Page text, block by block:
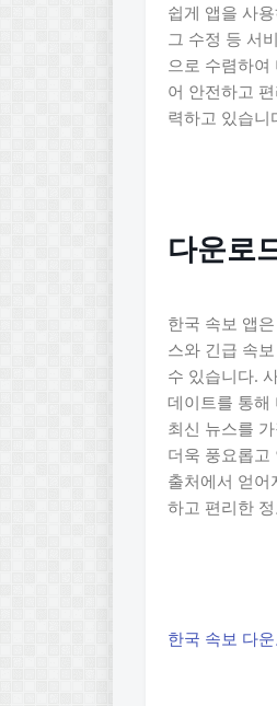
쉽게 앱을 사
그 수정 등 서
으로 수렴하여
어 안전하고
력하고 있습니
다운로
한국 속보 앱
스와 긴급 속
수 있습니다.
데이트를 통해
최신 뉴스를
더욱 풍요롭고
출처에서 얻어
하고 편리한
한국 속보 다